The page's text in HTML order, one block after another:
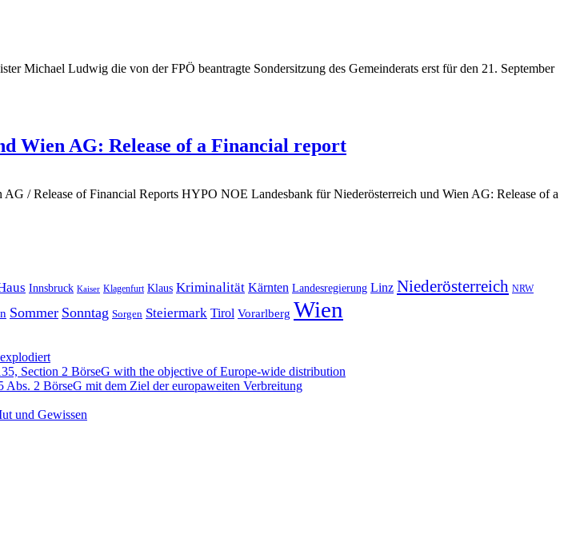
Michael Ludwig die von der FPÖ beantragte Sondersitzung des Gemeinderats erst für den 21. September
Wien AG: Release of a Financial report
/ Release of Financial Reports HYPO NOE Landesbank für Niederösterreich und Wien AG: Release of a
Innsbruck Kaiser Klagenfurt Klaus Kriminalität Kärnten Landesregierung Linz Niederösterreich NRW
Sommer Sonntag Sorgen Steiermark Tirol Vorarlberg Wien
Section 2 BörseG with the objective of Europe-wide distribution
2 BörseG mit dem Ziel der europaweiten Verbreitung
und Gewissen